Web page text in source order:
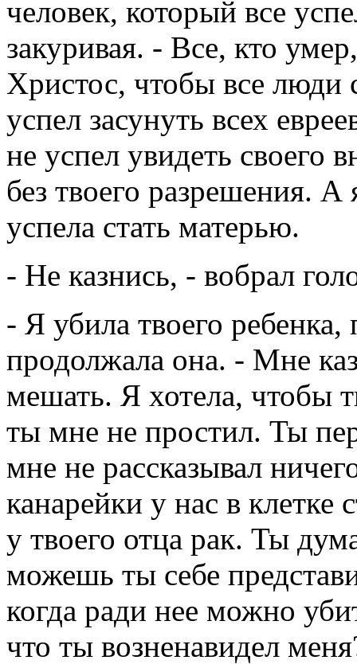
человек, который все
закуривая. - Все, кто
Христос, чтобы все люди
успел засунуть всех
не успел увидеть своего
без твоего разрешения.
успела стать матерью.
- Не казнись, - вобрал
- Я убила твоего
продолжала она. - Мне
мешать. Я хотела, чтобы
ты мне не простил. Ты
мне не рассказывал
канарейки у нас в
у твоего отца рак. Ты
можешь ты себе
когда ради нее можно
что ты возненавидел